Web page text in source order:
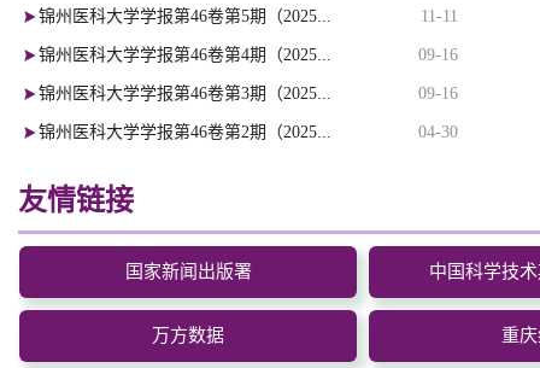
锦州医科大学学报第46卷第5期（2025... 11-11
锦州医科大学学报第46卷第4期（2025... 09-16
锦州医科大学学报第46卷第3期（2025... 09-16
锦州医科大学学报第46卷第2期（2025... 04-30
友情链接
国家新闻出版署 中国科学技
万方数据 重